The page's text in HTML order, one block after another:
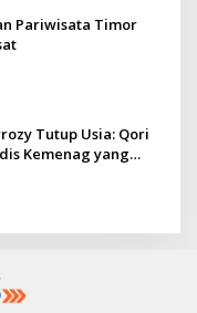
Pariwisata Timor
Tutup Usia: Qori
Kemenag yang